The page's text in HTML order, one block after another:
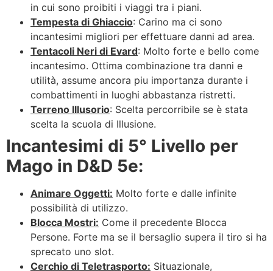
in cui sono proibiti i viaggi tra i piani.
Tempesta di Ghiaccio: Carino ma ci sono
incantesimi migliori per effettuare danni ad area.
Tentacoli Neri di Evard: Molto forte e bello come
incantesimo. Ottima combinazione tra danni e
utilità, assume ancora piu importanza durante i
combattimenti in luoghi abbastanza ristretti.
Terreno Illusorio: Scelta percorribile se è stata
scelta la scuola di Illusione.
Incantesimi di 5° Livello per
Mago in D&D 5e:
Animare Oggetti: Molto forte e dalle infinite
possibilità di utilizzo.
Blocca Mostri: Come il precedente Blocca
Persone. Forte ma se il bersaglio supera il tiro si ha
sprecato uno slot.
Cerchio di Teletrasporto: Situazionale,